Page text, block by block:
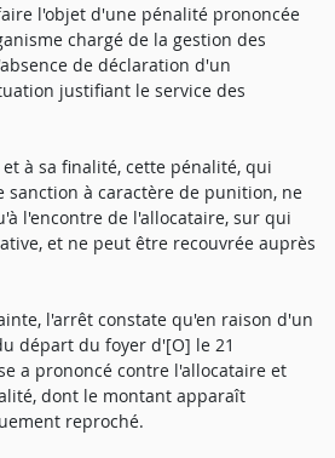
l'objet d'une pénalité prononcée
chargé de la gestion des
de déclaration d'un
justifiant le service des
à sa finalité, cette pénalité, qui
sanction à caractère de punition, ne
l'encontre de l'allocataire, sur qui
et ne peut être recouvrée auprès
l'arrêt constate qu'en raison d'un
départ du foyer d'[O] le 21
a prononcé contre l'allocataire et
dont le montant apparaît
reproché.